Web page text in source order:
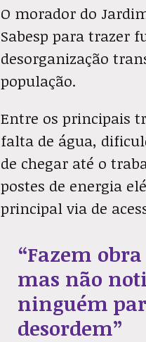
O morador do
Sabesp para trazer
desorganização
população.
Entre os principais
falta de água,
de chegar até o
postes de energia
principal via de
“Fazem
mas não
ninguém
desordem”